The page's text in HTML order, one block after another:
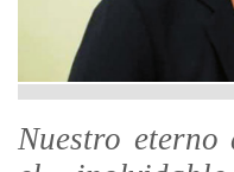
Nuestro